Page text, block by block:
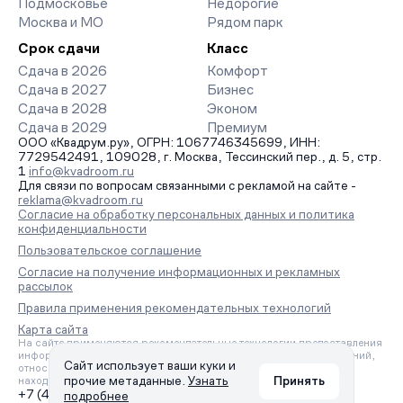
Подмосковье
Москва и МО
Недорогие
Рядом парк
Срок сдачи
Сдача в 2026
Сдача в 2027
Сдача в 2028
Сдача в 2029
Класс
Комфорт
Бизнес
Эконом
Премиум
ООО «Квадрум.ру», ОГРН: 1067746345699, ИНН:
7729542491, 109028, г. Москва, Тессинский пер., д. 5, стр.
1 info@kvadroom.ru
Для связи по вопросам связанными с рекламой на сайте -
reklama@kvadroom.ru
Согласие на обработку персональных данных и политика
конфиденциальности
Пользовательское соглашение
Согласие на получение информационных и рекламных
рассылок
Правила применения рекомендательных технологий
Карта сайта
На сайте применяются рекомендательные технологии предоставления
информации на основе сбора, систематизации и анализа сведений,
относящихся к предпочтениям пользователей сети «Интернет»,
находящихся на территории Российской Федерации.
+7 (495) 157-88-80
Сайт использует ваши куки и
прочие метаданные. Узнать
подробнее
Принять